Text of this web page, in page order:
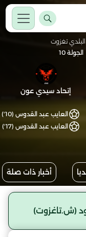
البلدي تغزوت
الجولة 10
إتحاد سيدي عون
العايب عبد القدوس (10')
العايب عبد القدوس (17')
أخبار ذات صلة
(ش.تاغزوت)